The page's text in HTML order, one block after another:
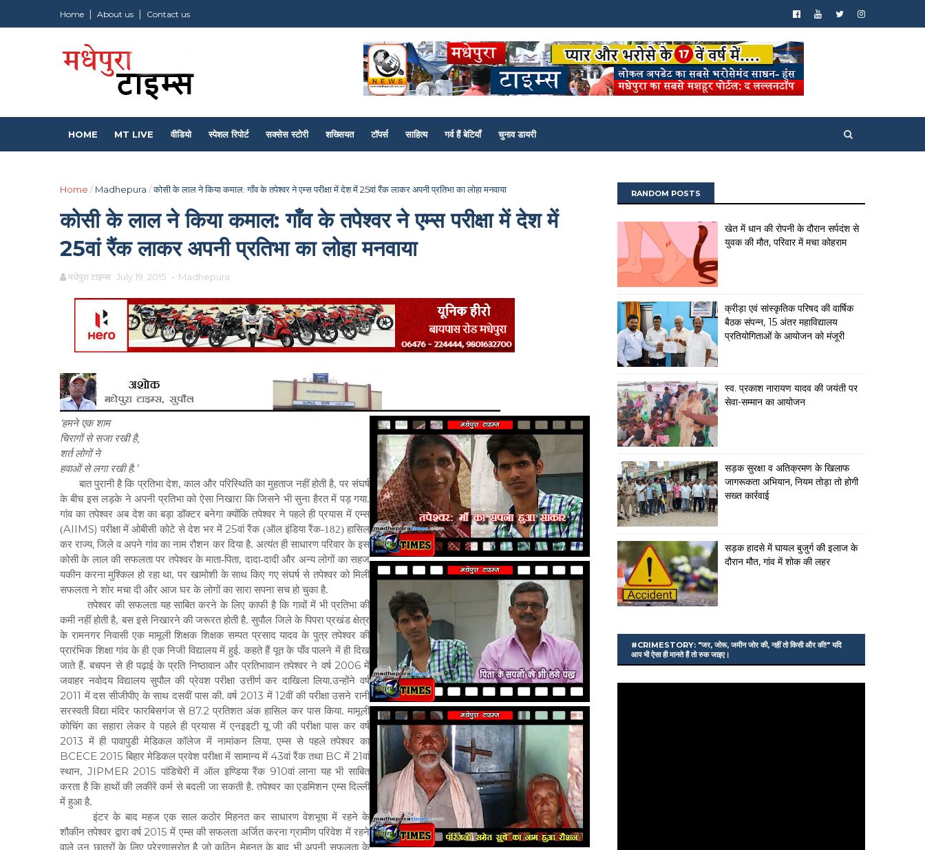
Home About us Contact us
HOME MT LIVE वीडियो स्पेशल रिपोर्ट सक्सेस स्टोरी शख्सियत टॉपर्स साहित्य गर्व हैं बेटियाँ चुनाव डायरी
Home / Madhepura /कोसी के लाल ने किया कमाल: गाँव के तपेश्वर ने एम्स परीक्षा में देश में 25वां रैंक लाकर अपनी प्रतिभा का लोहा मनवाया
कोसी के लाल ने किया कमाल: गाँव के तपेश्वर ने एम्स परीक्षा में देश में
25वां रैंक लाकर अपनी प्रतिभा का लोहा मनवाया
मधेपुरा टाइम्स July 19, 2015 - Madhepura
हमने एक शाम
चिरागों से सजा रखी है,
शर्त लोगों ने
हवाओं से लगा रखी है.
बात पुरानी है कि प्रतिभा देश, काल और परिस्थिति का मुहताज नहीं होती है, पर संघर्ष
के बीच इस लड़के ने अपनी प्रतिभा को ऐसा निखारा कि जिसने भी सुना हैरत में पड़ गया.
गांव का तपेश्वर अब देश का बड़ा डॉक्टर बनेगा क्योंकि तपेश्वर ने पहले ही प्रयास में एम्स
(AIIMS)परीक्षा में ओबीसी कोटे से देश भर में25वां रैंक (ऑल इंडिया रैंक-182) हासिल
कर राज्य, जिले व अपने गांव का नाम रौशन कर दिया है. अत्यंत ही साधारण परिवार के इस
कोसी के लाल की सफलता पर तपेश्वर के माता-पिता, दादा-दादी और अन्य लोगों का सहज
यकीन करना मुश्किल हो रहा था, पर खामोशी के साथ किए गए संघर्ष से तपेश्वर को मिली
सफलता ने शोर मचा दी और आज घर के लोगों का सारा सपना सच हो चुका है.
तपेश्वर की सफलता यह साबित करने के लिए काफी है कि गावों में भी प्रतिभा की
कमी नहीं होती है, बस इसे निखारने की जरूरत होती है. सुपौल जिले के पिपरा प्रखंड क्षेत्र
के रामनगर निवासी एक मामूली शिक्षक शिक्षक सम्पत प्रसाद यादव के पुत्र तपेश्वर की
प्रारंभिक शिक्षा गांव के ही एक निजी विद्यालय में हुई. कहते हैं पूत के पाँव पालने में ही दिख
जाते हैं. बचपन से ही पढ़ाई के प्रति निष्ठावान और प्रतिभावान तपेश्वर ने वर्ष 2006में
जवाहर नवोदय विद्यालय सुपौल की प्रेवश परीक्षा उत्तीर्ण कर दाखिला लिया.उन्होंने वर्ष
2011 में दस सीजीपीए के साथ दसवीं पास की. वर्ष 2013 में12वीं की परीक्षा उसने रानी
सरस्वती विद्या मंदिर फारबिसगंज से 87.2 प्रतिशत अंक हासिल कर पास किया. मामूली
कोचिंग का सहारा लेकर वे पहले ही प्रयास में एनइइटी यू जी की परीक्षा पास कर वर्ष
2013 में ही पावापुडी मेडिकल कॉलेज में नामांकन लिया. एम्स से पहले तपेश्वर का
BCECE 2015 बिहार मेडिकल प्रवेश परीक्षा में सामान्य में 43वां रैंक तथा BC में21वां
स्थान, JIPMER 2015 पांडिचेरी में ऑल इण्डिया रैंक 910वां लाना यह भी साबित
करता है कि हाथों की लकीरें कर्म से बदली जा सकती है. तपेश्वर का एडमिशन एम्स दिल्ली
में हुआ है.
इंटर के बाद महज एक साल कठोर मिहनत कर साधारण वेशभूषा में रहने के
शौकीन तपेश्वर द्वारा वर्ष2015 में एम्स की सफलता अर्जित करना ग्रामीण परिवेश में रहने
वाले उन छात्रों के लिए प्रेरणास्रोत है जो कठिन मेहनत के बाद भी अपनी सफलता के
RANDOM POSTS
खेत में धान की रोपनी के दौरान सर्पदंश से
युवक की मौत, परिवार में मचा कोहराम
क्रीड़ा एवं सांस्कृतिक परिषद की वार्षिक
बैठक संपन्न, 15 अंतर महाविद्यालय
प्रतियोगिताओं के आयोजन को मंजूरी
स्व. प्रकाश नारायण यादव की जयंती पर
सेवा-सम्मान का आयोजन
सड़क सुरक्षा व अतिक्रमण के खिलाफ
जागरूकता अभियान, नियम तोड़ा तो होगी
सख्त कार्रवाई
सड़क हादसे में घायल बुजुर्ग की इलाज के
दौरान मौत, गांव में शोक की लहर
#CRIMESTORY: "जर, जोरू, जमीन जोर की, नहीं तो किसी और की!" यदि
आप भी ऐसा ही मानते हैं तो रुक जाइए।